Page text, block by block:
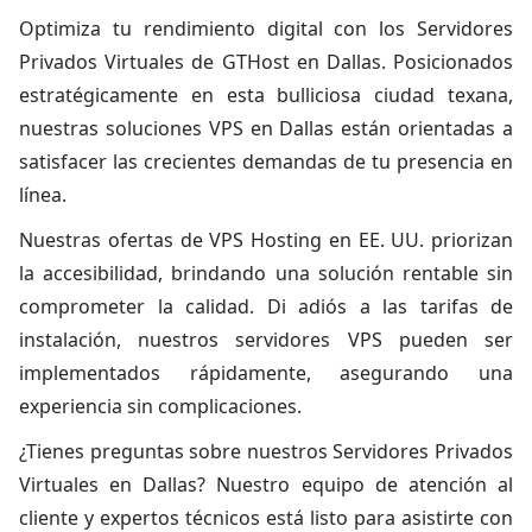
Optimiza tu rendimiento digital con los Servidores
Privados Virtuales de GTHost en Dallas. Posicionados
estratégicamente en esta bulliciosa ciudad texana,
nuestras soluciones VPS en Dallas están orientadas a
satisfacer las crecientes demandas de tu presencia en
línea.
Nuestras ofertas de VPS Hosting en EE. UU. priorizan
la accesibilidad, brindando una solución rentable sin
comprometer la calidad. Di adiós a las tarifas de
instalación, nuestros servidores VPS pueden ser
implementados rápidamente, asegurando una
experiencia sin complicaciones.
¿Tienes preguntas sobre nuestrosServidores Privados
Virtuales en Dallas? Nuestro equipo de atención al
cliente y expertos técnicos está listo para asistirte con